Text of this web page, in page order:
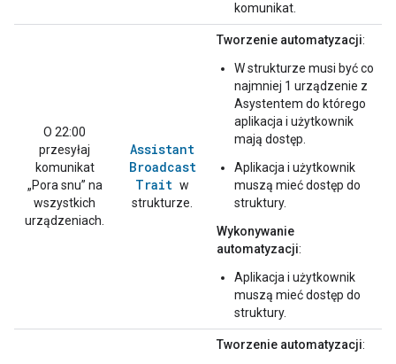
komunikat.
O 22:00
przesyłaj
komunikat
„Pora snu” na
wszystkich
urządzeniach.
Assistant
Broadcast
Trait w
strukturze.
Tworzenie automatyzacji:
W strukturze musi być co
najmniej 1 urządzenie z
Asystentem do którego
aplikacja i użytkownik
mają dostęp.
Aplikacja i użytkownik
muszą mieć dostęp do
struktury.
Wykonywanie
automatyzacji:
Aplikacja i użytkownik
muszą mieć dostęp do
struktury.
Tworzenie automatyzacji: